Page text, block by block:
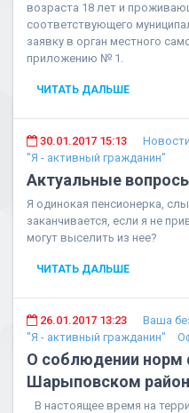
возраста 18 лет и
соответствующего
заявку в орган местного
приложению № 1.
ЧИТАТЬ ДАЛЬШЕ
30.01.2017 15:13
"Я - активный гражданин"
Актуальные
Я одинокая пенсионерка,
заканчивается, если я не
могут выселить из нее?
ЧИТАТЬ ДАЛЬШЕ
26.01.2017 13:23
Ваша
"Я - активный гражданин"
О соблюдении норм
Шарыповском
В настоящее время на